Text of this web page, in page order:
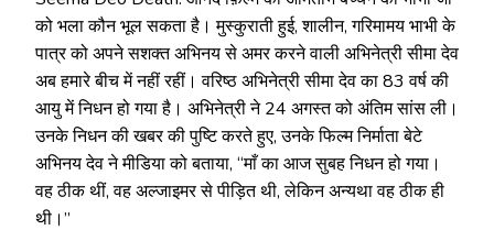
को भला कौन भूल सकता है। मुस्कुराती हुई, शालीन, गरिमामय भाभी के
पात्र को अपने सशक्त अभिनय से अमर करने वाली अभिनेत्री सीमा देव
अब हमारे बीच में नहीं रहीं। वरिष्ठ अभिनेत्री सीमा देव का 83 वर्ष की
आयु में निधन हो गया है। अभिनेत्री ने 24 अगस्त को अंतिम सांस ली।
उनके निधन की खबर की पुष्टि करते हुए, उनके फिल्म निर्माता बेटे
अभिनय देव ने मीडिया को बताया, “माँ का आज सुबह निधन हो गया।
वह ठीक थीं, वह अल्जाइमर से पीड़ित थी, लेकिन अन्यथा वह ठीक ही
थी।”